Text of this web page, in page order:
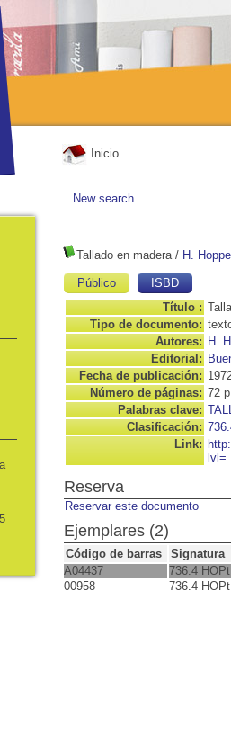
Inicio
New search
Tallado en madera/ H. Hoppe
Público
ISBD
Título :
Tipo de documento:
Autores: H.
Editorial:
Fecha de publicación:
Número de páginas: 72 p
Palabras clave:
Clasificación:
Link:
lvl=
Reserva
Reservar este documento
Ejemplares (2)
Código de barras
Signatura
A04437
736.4 HOPt
00958
736.4 HOPt